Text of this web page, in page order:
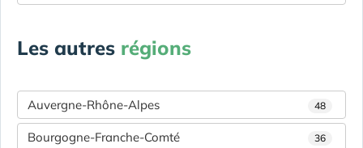
Les autres régions
Auvergne-Rhône-Alpes 48
Bourgogne-Franche-Comté 36